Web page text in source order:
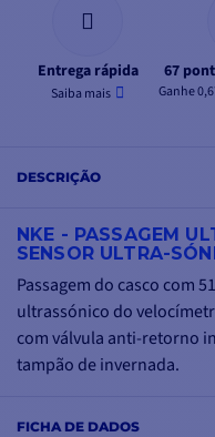
Entrega rápida
Saiba mais
67
Ganhe
FICHA DE DADOS
DESCRIÇÃO
NKE - PASSAGEM
SENSOR ULTRA-
Passagem do casco com
ultrassónico do
com válvula anti-retorno
tampão de invernada.